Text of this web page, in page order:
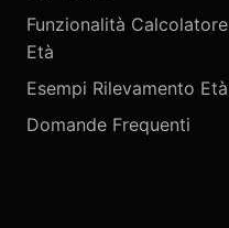
Funzionalità Calcolatore
Età
Esempi Rilevamento Età
Domande Frequenti